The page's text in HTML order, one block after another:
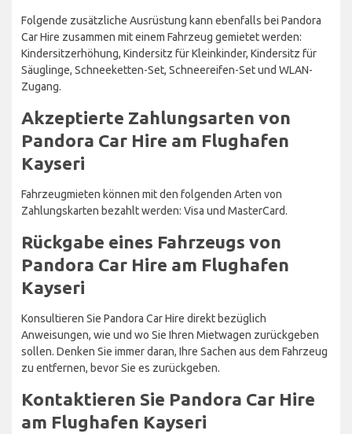
Folgende zusätzliche Ausrüstung kann ebenfalls bei Pandora
Car Hire zusammen mit einem Fahrzeug gemietet werden:
Kindersitzerhöhung, Kindersitz für Kleinkinder, Kindersitz für
Säuglinge, Schneeketten-Set, Schneereifen-Set und WLAN-
Zugang.
Akzeptierte Zahlungsarten von
Pandora Car Hire am Flughafen
Kayseri
Fahrzeugmieten können mit den folgenden Arten von
Zahlungskarten bezahlt werden: Visa und MasterCard.
Rückgabe eines Fahrzeugs von
Pandora Car Hire am Flughafen
Kayseri
Konsultieren Sie Pandora Car Hire direkt bezüglich
Anweisungen, wie und wo Sie Ihren Mietwagen zurückgeben
sollen. Denken Sie immer daran, Ihre Sachen aus dem Fahrzeug
zu entfernen, bevor Sie es zurückgeben.
Kontaktieren Sie Pandora Car Hire
am Flughafen Kayseri